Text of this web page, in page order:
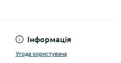
Інформація
Угода користувача